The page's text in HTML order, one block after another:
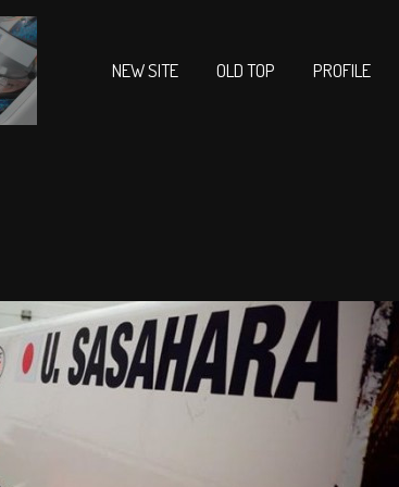
NEW SITE OLD TOP PROFILE